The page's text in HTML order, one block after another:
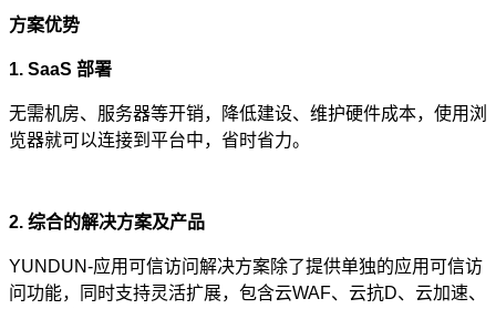
方案优势
1. SaaS 部署
无需机房、服务器等开销，降低建设、维护硬件成本，使用浏
览器就可以连接到平台中，省时省力。
2. 综合的解决方案及产品
YUNDUN-应用可信访问解决方案除了提供单独的应用可信访
问功能，同时支持灵活扩展，包含云WAF、云抗D、云加速、